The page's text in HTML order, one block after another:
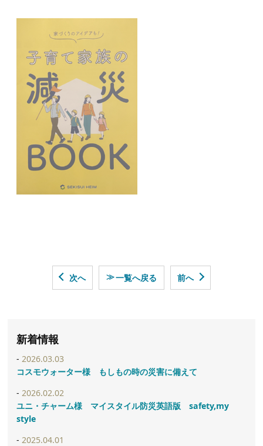
次へ ≫一覧へ戻る 前へ
新着情報
2026.03.03
コスモウォーター様 もしもの時の災害に備えて
2026.02.02
ユニ・チャーム様 マイスタイル防災英語版 safety,my
style
2025.04.01